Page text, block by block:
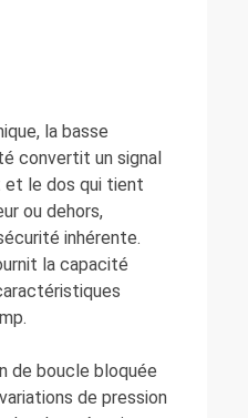
la basse
convertit un signal
et le dos qui tient
ou dehors,
inhérente.
la capacité
de boucle bloquée
de pression